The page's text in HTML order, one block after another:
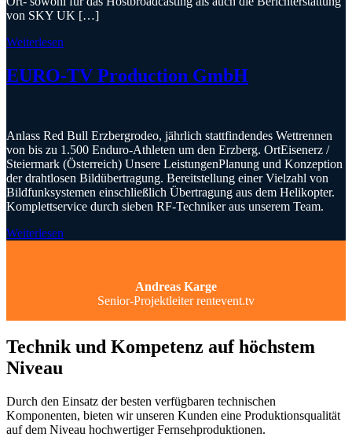
von SKY UK […]
Weiterlesen
EURO-TV Production GmbH
Anlass Red Bull Erzbergrodeo, jährlich stattfindendes Wettrennen
von bis zu 1.500 Enduro-Athleten um den Erzberg. OrtEisenerz /
Steiermark (Österreich) Unsere LeistungenPlanung und Konzeption
der drahtlosen Bildübertragung. Bereitstellung einer Vielzahl von
Bildfunksystemen einschließlich Übertragung aus dem Helikopter.
Komplettservice durch sieben RF-Techniker aus unserem Team.
Weiterlesen
Andreas Karge
Senior-Projektleiter rentevent.tv
Technik und Kompetenz auf höchstem
Niveau
Durch den Einsatz der besten verfügbaren technischen
Komponenten, bieten wir unseren Kunden eine Produktionsqualität
auf dem Niveau hochwertiger Fernsehproduktionen.